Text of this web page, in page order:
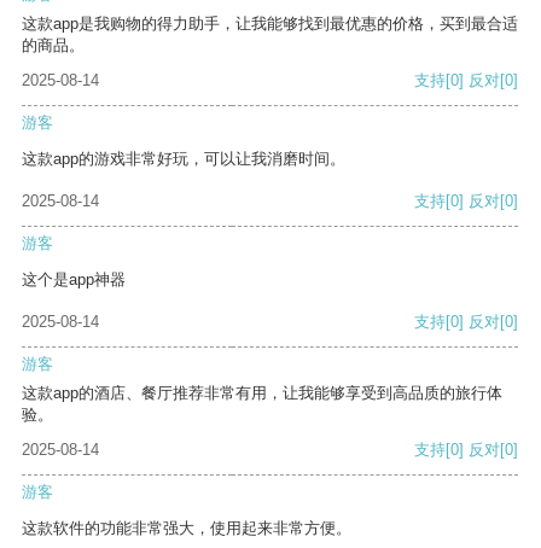
这款app是我购物的得力助手，让我能够找到最优惠的价格，买到最合适
的商品。
2025-08-14
支持[0] 反对[0]
游客
这款app的游戏非常好玩，可以让我消磨时间。
2025-08-14 支持[0] 反对[0]
游客
这个是app神器
2025-08-14 支持[0] 反对[0]
游客
这款app的酒店、餐厅推荐非常有用，让我能够享受到高品质的旅行体
验。
2025-08-14
支持[0] 反对[0]
游客
这款软件的功能非常强大，使用起来非常方便。